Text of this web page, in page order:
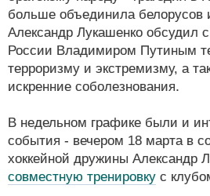
больше объединила белорусов
Александр Лукашенко обсудил
России Владимиром Путиным
терроризму и экстремизму, а
искренние соболезнования.
В недельном графике были и
события - вечером 18 марта в
хоккейной дружины Александр
совместную тренировку с